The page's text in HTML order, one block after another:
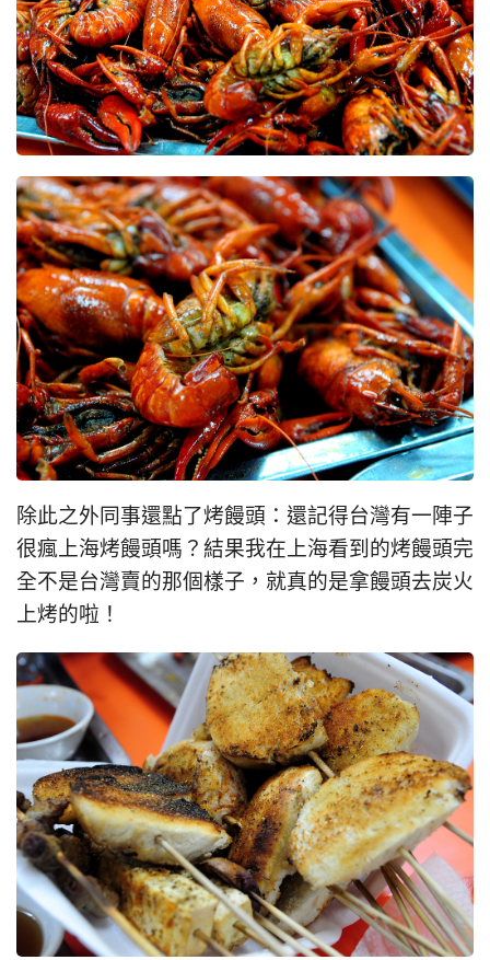
除此之外同事還點了烤饅頭：還記得台灣有一陣子
很瘋上海烤饅頭嗎？結果我在上海看到的烤饅頭完
全不是台灣賣的那個樣子，就真的是拿饅頭去炭火
上烤的啦！